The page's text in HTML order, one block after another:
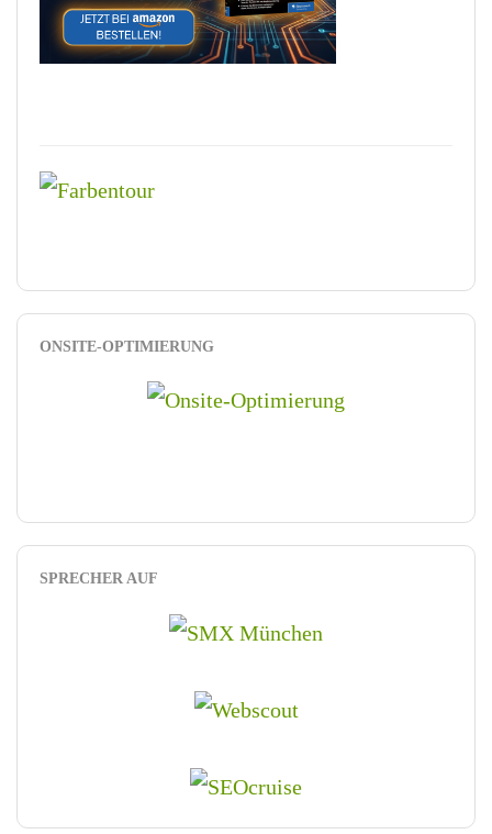
ONSITE-OPTIMIERUNG
SPRECHER AUF